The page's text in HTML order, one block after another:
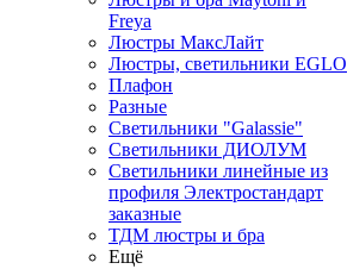
Freya
Люстры МаксЛайт
Люстры, светильники EGLO
Плафон
Разные
Светильники "Galassie"
Светильники ДИОЛУМ
Светильники линейные из
профиля Электростандарт
заказные
ТДМ люстры и бра
Ещё